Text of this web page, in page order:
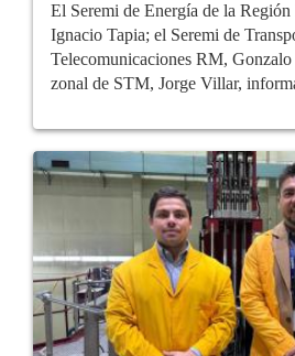
El Seremi de Energía de la
Ignacio Tapia; el Seremi de
Telecomunicaciones RM,
zonal de STM, Jorge Villar,